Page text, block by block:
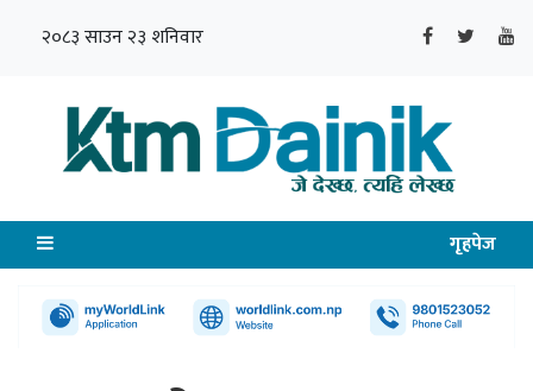
२०८३ साउन २३ शनिवार
गृहपेज